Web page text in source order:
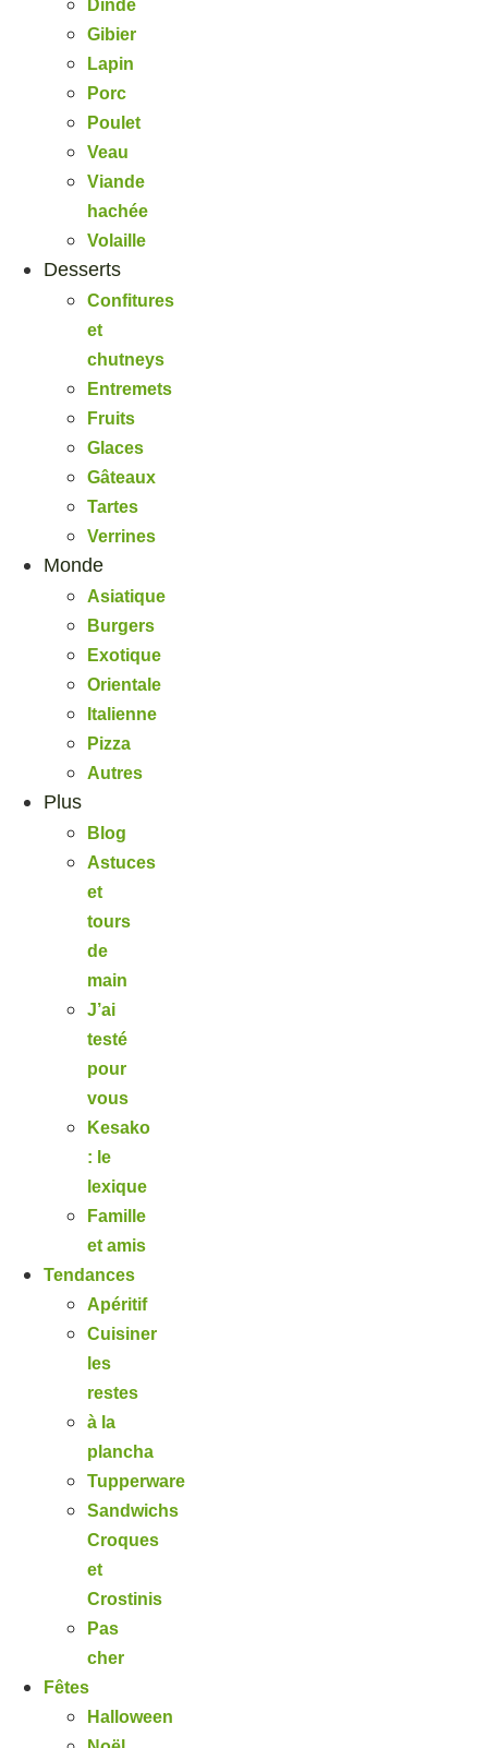
Dinde
Gibier
Lapin
Porc
Poulet
Veau
Viande
hachée
Volaille
Desserts
Confitures
et
chutneys
Entremets
Fruits
Glaces
Gâteaux
Tartes
Verrines
Monde
Asiatique
Burgers
Exotique
Orientale
Italienne
Pizza
Autres
Plus
Blog
Astuces
et
tours
de
main
J’ai
testé
pour
vous
Kesako
: le
lexique
Famille
et amis
Tendances
Apéritif
Cuisiner
les
restes
à la
plancha
Tupperware
Sandwichs
Croques
et
Crostinis
Pas
cher
Fêtes
Halloween